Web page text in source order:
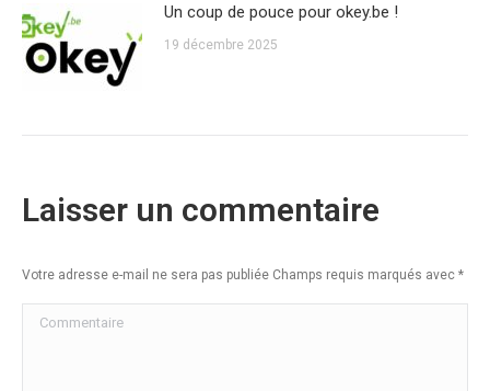
Un coup de pouce pour okey.be !
19 décembre 2025
Laisser un commentaire
Votre adresse e-mail ne sera pas publiée Champs requis marqués avec *
Commentaire